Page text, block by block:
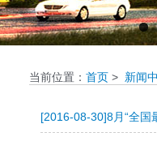
当前位置： 首页 > 新闻
[2016-08-30]8月“全国